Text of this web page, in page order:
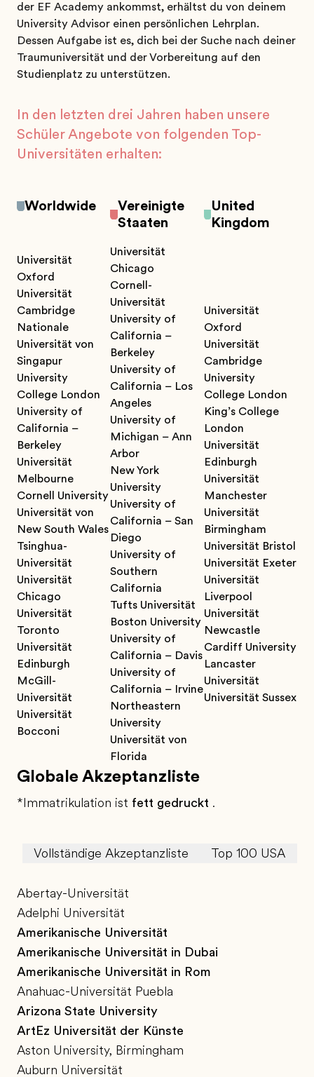
der EF Academy ankommst, erhältst du von deinem
University Advisor einen persönlichen Lehrplan.
Dessen Aufgabe ist es, dich bei der Suche nach deiner
Traumuniversität und der Vorbereitung auf den
Studienplatz zu unterstützen.
In den letzten drei Jahren haben unsere
Schüler Angebote von folgenden Top-
Universitäten erhalten:
Worldwide
Universität
Oxford
Universität
Cambridge
Nationale
Universität von
Singapur
University
College London
University of
California –
Berkeley
Universität
Melbourne
Cornell University
Universität von
New South Wales
Tsinghua-
Universität
Universität
Chicago
Universität
Toronto
Universität
Edinburgh
McGill-
Universität
Universität
Bocconi
Vereinigte
Staaten
Universität
Chicago
Cornell-
Universität
University of
California –
Berkeley
University of
California – Los
Angeles
University of
Michigan – Ann
Arbor
New York
University
University of
California – San
Diego
University of
Southern
California
Tufts Universität
Boston University
University of
California – Davis
University of
California – Irvine
Northeastern
University
Universität von
Florida
United
Kingdom
Universität
Oxford
Universität
Cambridge
University
College London
King’s College
London
Universität
Edinburgh
Universität
Manchester
Universität
Birmingham
Universität Bristol
Universität Exeter
Universität
Liverpool
Universität
Newcastle
Cardiff University
Lancaster
Universität
Universität Sussex
Globale Akzeptanzliste
*Immatrikulation ist fett gedruckt .
Vollständige Akzeptanzliste Top 100 USA
Abertay-Universität
Adelphi Universität
Amerikanische Universität
Amerikanische Universität in Dubai
Amerikanische Universität in Rom
Anahuac-Universität Puebla
Arizona State University
ArtEz Universität der Künste
Aston University, Birmingham
Auburn Universität